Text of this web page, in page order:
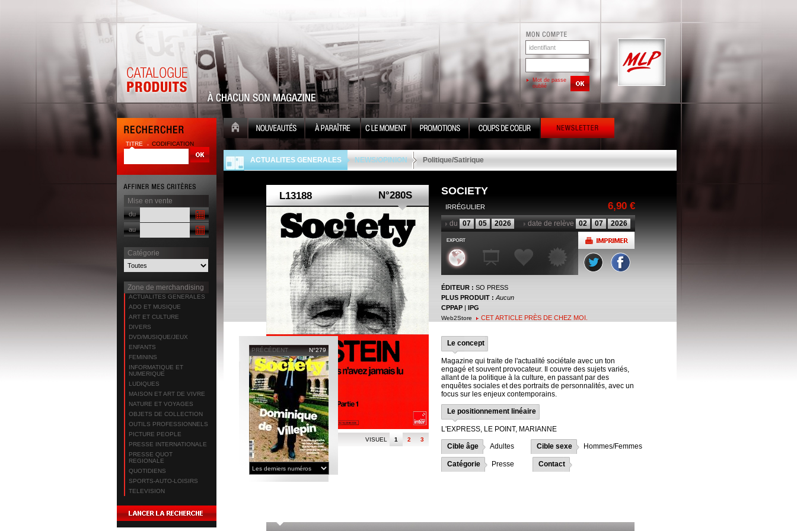
Mot de passe
oublié
TITRE CODIFICATION
Mise en vente
du
au
Catégorie
Zone de merchandising
ACTUALITES GENERALES
ADO ET MUSIQUE
ART ET CULTURE
DIVERS
DVD/MUSIQUE/JEUX
ENFANTS
FEMININS
INFORMATIQUE ET
NUMERIQUE
LUDIQUES
MAISON ET ART DE VIVRE
NATURE ET VOYAGES
OBJETS DE COLLECTION
OUTILS PROFESSIONNELS
PICTURE PEOPLE
PRESSE INTERNATIONALE
PRESSE QUOT
REGIONALE
QUOTIDIENS
SPORTS-AUTO-LOISIRS
TELEVISION
ACTUALITES GENERALES NEWS/OPINION Politique/Satirique
N°280S
1 2 3
VISUEL
PRÉCÉDENT N°279
SOCIETY
6,90 €
IRRÉGULIER
du 07 05 2026 date de relève 02 07 2026
ÉDITEUR : SO PRESS
PLUS PRODUIT : Aucun
CPPAP | IPG
Web2Store CET ARTICLE PRÈS DE CHEZ MOI.
Le concept
Magazine qui traite de l'actualité sociétale avec un ton
engagé et souvent provocateur. Il couvre des sujets variés,
allant de la politique à la culture, en passant par des
enquêtes sociales et des portraits de personnalités, avec un
focus sur les enjeux contemporains.
Le positionnement linéaire
L'EXPRESS, LE POINT, MARIANNE
Cible âge Adultes Cible sexe Hommes/Femmes
Catégorie Presse Contact